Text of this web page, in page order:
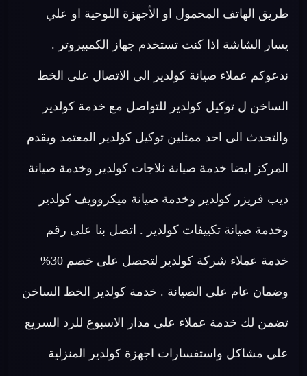
طريق الهاتف المحمول او الأجهزة اللوحية او علي
يسار الشاشة اذا كنت تستخدم جهاز الكمبيروتر .
ندعوكم عملاء صيانة كولدير الى الاتصال على الخط
الساخن ل توكيل كولدير للتواصل مع خدمة كولدير
والتحدث الى احد ممثلين توكيل كولدير المعتمد ويقدم
المركز ايضا خدمة صيانة ثلاجات كولدير وخدمة صيانة
ديب فريزر كولدير وخدمة صيانة ميكروويف كولدير
وخدمة صيانة تكييفات كولدير . اتصل بنا على رقم
خدمة عملاء شركة كولدير لتحصل على خصم 30%
وضمان عام على الصيانة . خدمة كولدير الخط الساخن
تضمن لك خدمة عملاء على مدار الاسبوع للرد السريع
علي مشاكل واستفسارات اجهزة كولدير المنزلية